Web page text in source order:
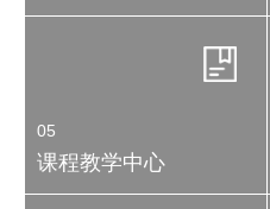
05
课程教学中心